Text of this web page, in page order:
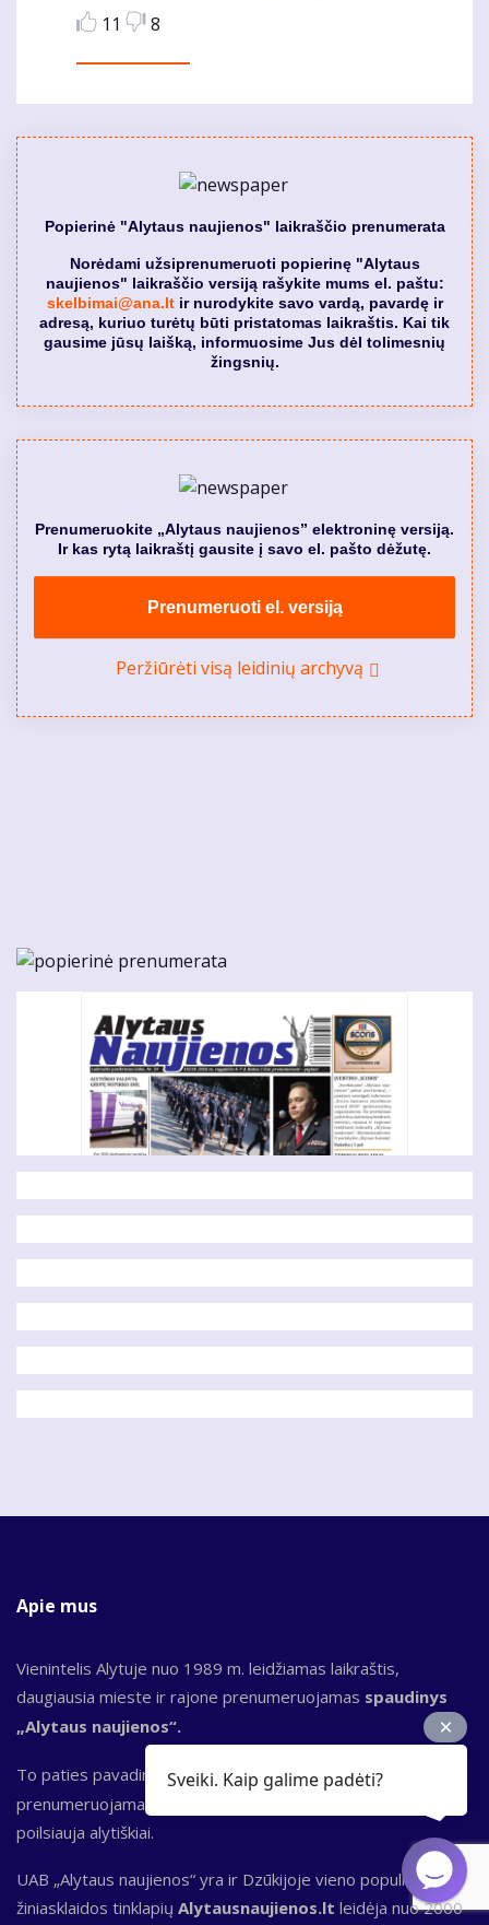
11
8
Popierinė "Alytaus naujienos" laikraščio prenumerata
Norėdami užsiprenumeruoti popierinę "Alytaus
naujienos" laikraščio versiją rašykite mums el. paštu:
skelbimai@ana.ltir nurodykite savo vardą, pavardę ir
adresą, kuriuo turėtų būti pristatomas laikraštis. Kai tik
gausime jūsų laišką, informuosime Jus dėl tolimesnių
žingsnių.
Prenumeruokite „Alytaus naujienos” elektroninę versiją.
Ir kas rytą laikraštį gausite į savo el. pašto dėžutę.
Prenumeruoti el. versiją
Peržiūrėti visą leidinių archyvą
Apie mus
Vienintelis Alytuje nuo 1989 m. leidžiamas laikraštis,
daugiausia mieste ir rajone prenumeruojamas spaudinys
„Alytaus naujienos“.
To paties pavadinimo bendrovė leidžia ir el. laikraštį,
prenumeruojamas Lietuvoje ir kitur, kur gyvena, dirba,
poilsiauja alytiškiai.
UAB „Alytaus naujienos“ yra ir Dzūkijoje vieno populiariausių
žiniasklaidos tinklapių Alytausnaujienos.lt leidėja nuo 2000
Sveiki. Kaip galime padėti?